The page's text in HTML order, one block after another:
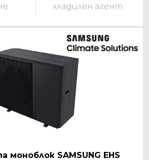
хладилен агент
моноблок SAMSUNG EHS